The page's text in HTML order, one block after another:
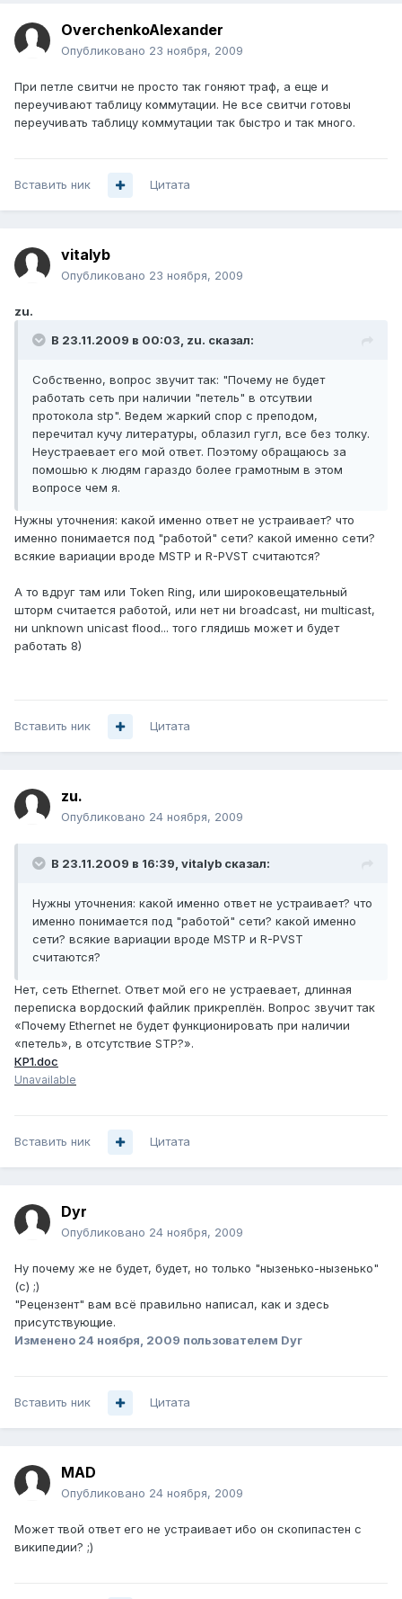
OverchenkoAlexander
Опубликовано 23 ноября, 2009
При петле свитчи не просто так гоняют траф, а еще и
переучивают таблицу коммутации. Не все свитчи готовы
переучивать таблицу коммутации так быстро и так много.
Вставить ник Цитата
vitalyb
Опубликовано 23 ноября, 2009
zu.
В 23.11.2009 в 00:03, zu. сказал:
Собственно, вопрос звучит так: "Почему не будет
работать сеть при наличии "петель" в отсутвии
протокола stp". Ведем жаркий спор с преподом,
перечитал кучу литературы, облазил гугл, все без толку.
Неустраевает его мой ответ. Поэтому обращаюсь за
помошью к людям гараздо более грамотным в этом
вопросе чем я.
Нужны уточнения: какой именно ответ не устраивает? что
именно понимается под "работой" сети? какой именно сети?
всякие вариации вроде MSTP и R-PVST считаются?
А то вдруг там или Token Ring, или широковещательный
шторм считается работой, или нет ни broadcast, ни multicast,
ни unknown unicast flood... того глядишь может и будет
работать 8)
Вставить ник Цитата
zu.
Опубликовано 24 ноября, 2009
В 23.11.2009 в 16:39, vitalyb сказал:
Нужны уточнения: какой именно ответ не устраивает? что
именно понимается под "работой" сети? какой именно
сети? всякие вариации вроде MSTP и R-PVST
считаются?
Нет, сеть Ethernet. Ответ мой его не устраевает, длинная
переписка вордоский файлик прикреплён. Вопрос звучит так
«Почему Ethernet не будет функционировать при наличии
«петель», в отсутствие STP?».
КР1.doc
Unavailable
Вставить ник Цитата
Dyr
Опубликовано 24 ноября, 2009
Ну почему же не будет, будет, но только "нызенько-нызенько"
(с) ;)
"Рецензент" вам всё правильно написал, как и здесь
присутствующие.
Изменено 24 ноября, 2009 пользователем Dyr
Вставить ник Цитата
MAD
Опубликовано 24 ноября, 2009
Может твой ответ его не устраивает ибо он скопипастен с
википедии? ;)